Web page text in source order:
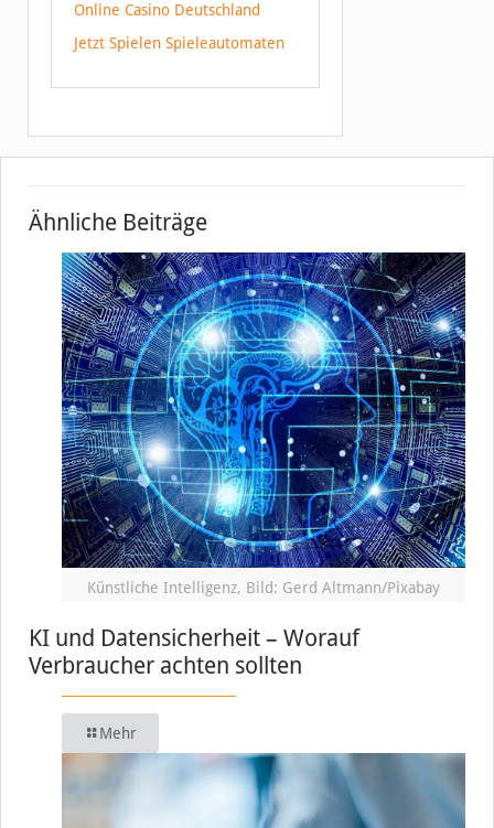
Online Casino Deutschland
Jetzt Spielen Spieleautomaten
Ähnliche Beiträge
Künstliche Intelligenz, Bild: Gerd Altmann/Pixabay
KI und Datensicherheit – Worauf
Verbraucher achten sollten
Mehr